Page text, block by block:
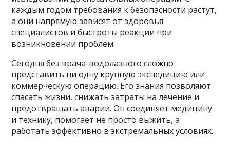
каждым годом требования к безопасности растут,
а они напрямую зависят от здоровья
специалистов и быстроты реакции при
возникновении проблем.
Сегодня без врача-водолазного сложно
представить ни одну крупную экспедицию или
коммерческую операцию. Его знания позволяют
спасать жизни, снижать затраты на лечение и
предотвращать аварии. Он соединяет медицину
и технику, помогает не просто выжить, а
работать эффективно в экстремальных условиях.